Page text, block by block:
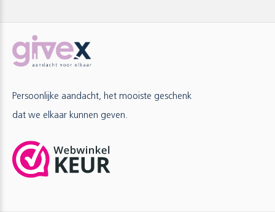
Persoonlijke aandacht, het mooiste geschenk
dat we elkaar kunnen geven.